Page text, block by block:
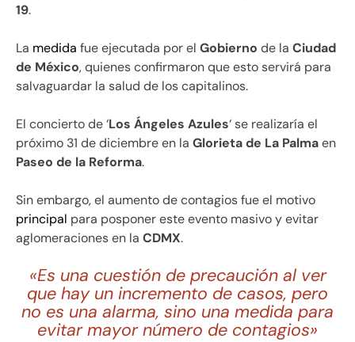
19.
La medida fue ejecutada por el Gobierno de la Ciudad
de México, quienes confirmaron que esto servirá para
salvaguardar la salud de los capitalinos.
El concierto de ‘Los Ángeles Azules‘ se realizaría el
próximo 31 de diciembre en la Glorieta de La Palmaen
Paseo de la Reforma.
Sin embargo, el aumento de contagios fue el motivo
principal para posponer este evento masivo y evitar
aglomeraciones en la CDMX.
«Es una cuestión de precaución al ver
que hay un incremento de casos, pero
no es una alarma, sino una medida para
evitar mayor número de contagios»